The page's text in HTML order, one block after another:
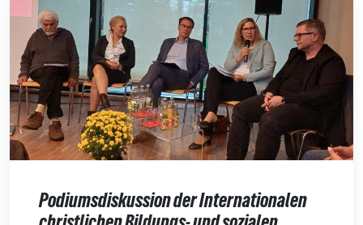
Podiumsdiskussion der Internationalen